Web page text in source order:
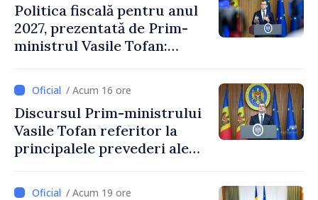
Politica fiscală pentru anul
2027, prezentată de Prim-
ministrul Vasile Tofan:
stimularea investițiilor și o
taxare mai echitabilă
/ Acum 16 ore
Discursul Prim-ministrului
Vasile Tofan referitor la
principalele prevederi ale
2027
/ Acum 19 ore